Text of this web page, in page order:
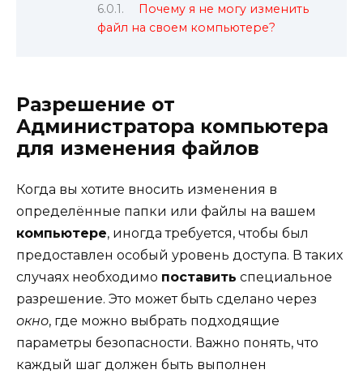
Почему я не могу изменить
файл на своем компьютере?
Разрешение от
Администратора компьютера
для изменения файлов
Когда вы хотите вносить изменения в
определённые папки или файлы на вашем
компьютере, иногда требуется, чтобы был
предоставлен особый уровень доступа. В таких
случаях необходимо поставить специальное
разрешение. Это может быть сделано через
окно, где можно выбрать подходящие
параметры безопасности. Важно понять, что
каждый шаг должен быть выполнен